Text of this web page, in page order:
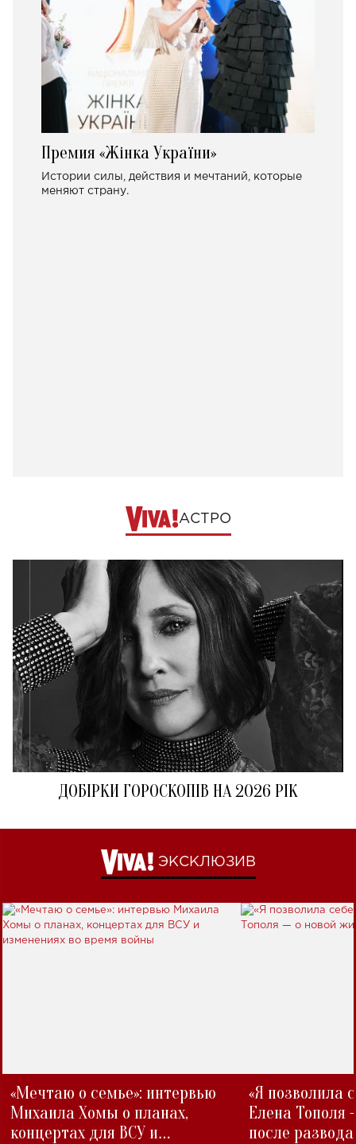
Премия «Жінка України»
Истории силы, действия и мечтаний, которые
меняют страну.
АСТРО
ДОБІРКИ ГОРОСКОПІВ НА 2026 РІК
ЭКСКЛЮЗИВ
«Мечтаю о семье»: интервью
Михаила Хомы о планах,
концертах для ВСУ и
«Я позволила
Елена Тополя
после развода